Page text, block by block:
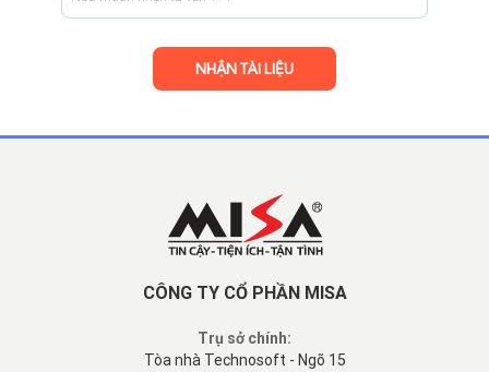
CÔNG TY CỔ PHẦN MISA
Trụ sở chính:
Tòa nhà Technosoft - Ngõ 15